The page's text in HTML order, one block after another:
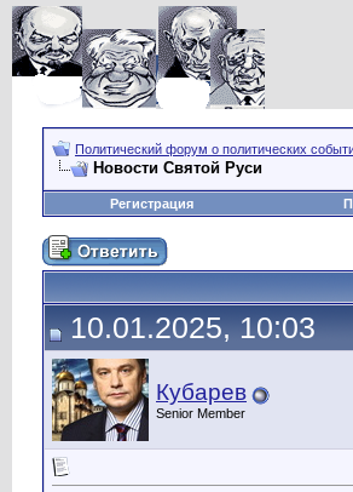
Политический форум о политических
Новости Святой Руси
Регистрация
10.01.2025, 10:03
Кубарев
Senior Member